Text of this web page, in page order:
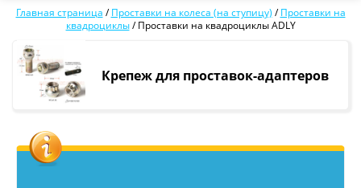
Главная страница /Проставки на колеса (на ступицу) /Проставки на
квадроциклы /Проставки на квадроциклы ADLY
Крепеж для проставок-адаптеров